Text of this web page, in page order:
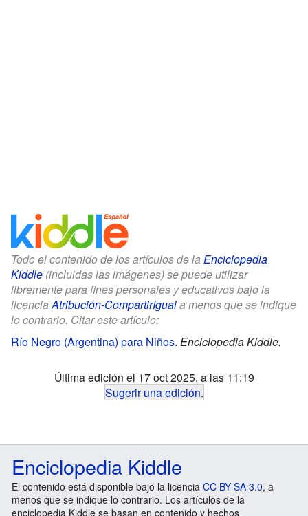
Todo el contenido de los artículos de la Enciclopedia
Kiddle (incluidas las imágenes) se puede utilizar
libremente para fines personales y educativos bajo la
licenciaAtribución-CompartirIguala menos que se indique
lo contrario. Citar este artículo:
Río Negro (Argentina) para Niños. Enciclopedia Kiddle.
Última edición el 17 oct 2025, a las 11:19
Sugerir una edición.
Enciclopedia Kiddle
El contenido está disponible bajo la licencia CC BY-SA 3.0, a
menos que se indique lo contrario. Los artículos de la
enciclopedia Kiddle se basan en contenido y hechos